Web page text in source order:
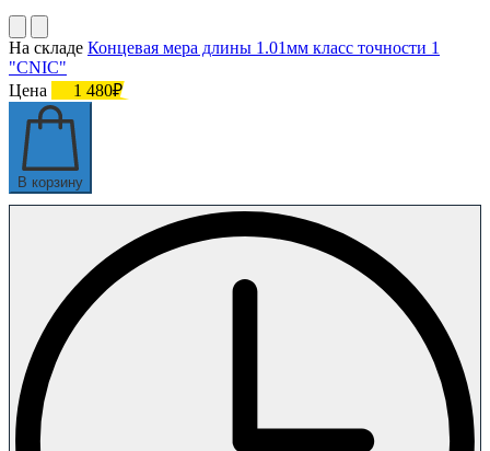
На складе Концевая мера длины 1.01мм класс точности 1
"CNIC"
Цена
1 480₽
В корзину